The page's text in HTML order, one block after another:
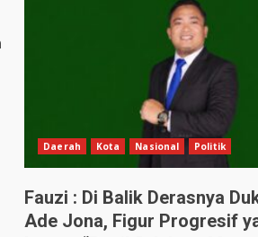
Daerah Kota Nasional Politik
Fauzi : Di Balik Derasnya
Ade Jona, Figur Progresif